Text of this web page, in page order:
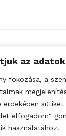
az
fokozása, a
sütiket
elfogadom"
használatához.
nyit a
2026.07.24.